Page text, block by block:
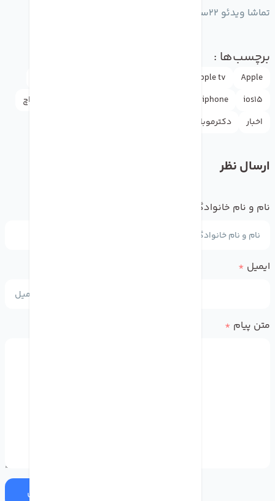
تماشا ویدئو 22ساعت
برچسب‌ها :
Apple
apple tv
ios15
iphone
اپل واچ
اخبار
دکترموبایل
ارسال نظر
نام و نام خانوادگی
ایمیل *
متن پیام *
ارسال